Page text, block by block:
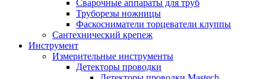
Сварочные аппараты для труб
Труборезы ножницы
Фаскосниматели торцеватели клуппы
Сантехнический крепеж
Инструмент
Измерительные инструменты
Детекторы проводки